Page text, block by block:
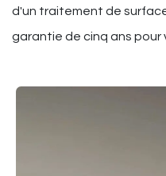
d'un traitement de
garantie de cinq ans pour